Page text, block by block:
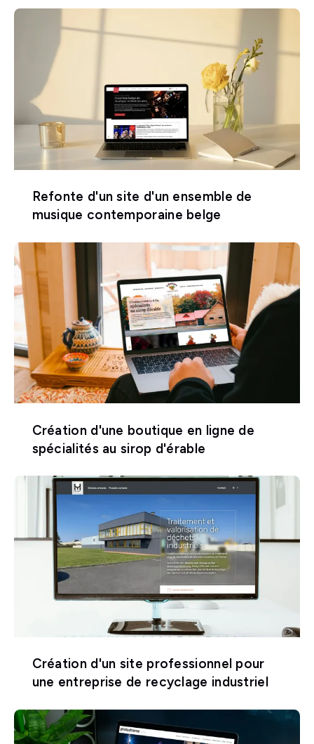
Refonte d'un site d'un ensemble de
musique contemporaine belge
Création d'une boutique en ligne de
spécialités au sirop d'érable
Création d'un site professionnel pour
une entreprise de recyclage industriel